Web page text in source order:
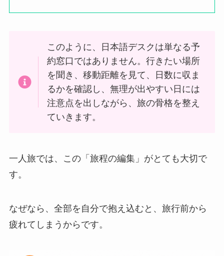
このように、日本語デスクは単なる予
約窓口ではありません。行きたい場所
を聞き、移動距離を見て、日数に収ま
るかを確認し、無理が出やすい日には
注意点を出しながら、旅の骨格を整え
ていきます。
一人旅では、この「旅程の編集」がとても大切で
す。
なぜなら、全部を自分で抱え込むと、旅行前から
疲れてしまうからです。